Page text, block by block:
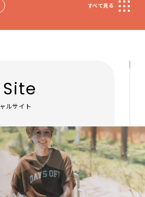
すべて見る
ルサイト